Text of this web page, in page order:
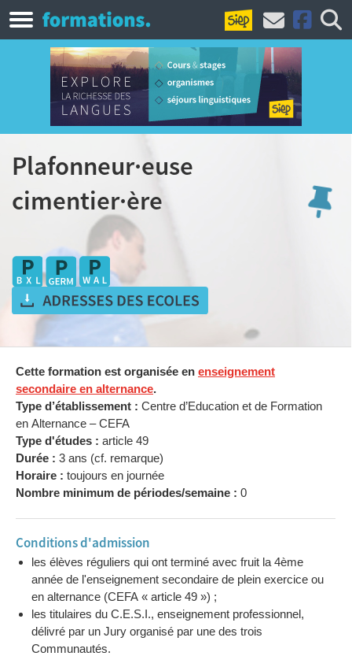
Plafonneur·euse
cimentier·ère
Cette formation est organisée en enseignement
secondaire en alternance.
Type d’établissement : Centre d’Education et de Formation
en Alternance – CEFA
Type d'études : article 49
Durée : 3 ans (cf. remarque)
Horaire : toujours en journée
Nombre minimum de périodes/semaine : 0
Conditions d'admission
les élèves réguliers qui ont terminé avec fruit la 4ème
année de l'enseignement secondaire de plein exercice ou
en alternance (CEFA « article 49 ») ;
les titulaires du C.E.S.I., enseignement professionnel,
délivré par un Jury organisé par une des trois
Communautés.